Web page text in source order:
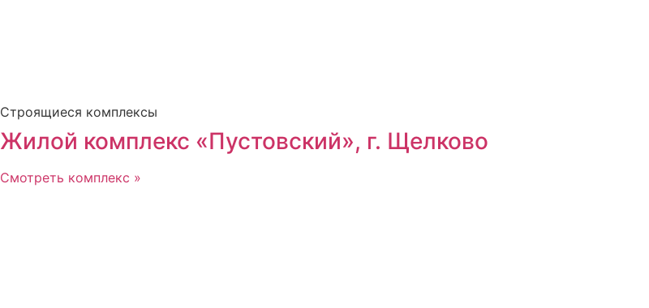
Строящиеся комплексы
Жилой комплекс «Пустовский», г. Щелково
Смотреть комплекс »